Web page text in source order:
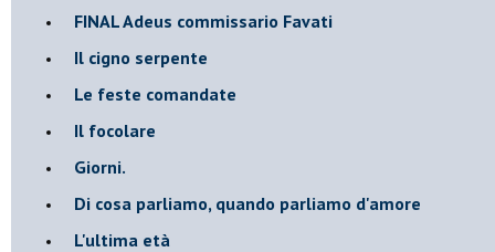
FINAL Adeus commissario Favati
Il cigno serpente
Le feste comandate
Il focolare
Giorni.
Di cosa parliamo, quando parliamo d'amore
L'ultima età